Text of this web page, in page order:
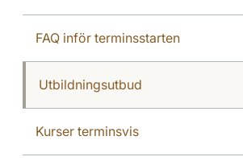
FAQ inför terminsstarten
Utbildningsutbud
Kurser terminsvis